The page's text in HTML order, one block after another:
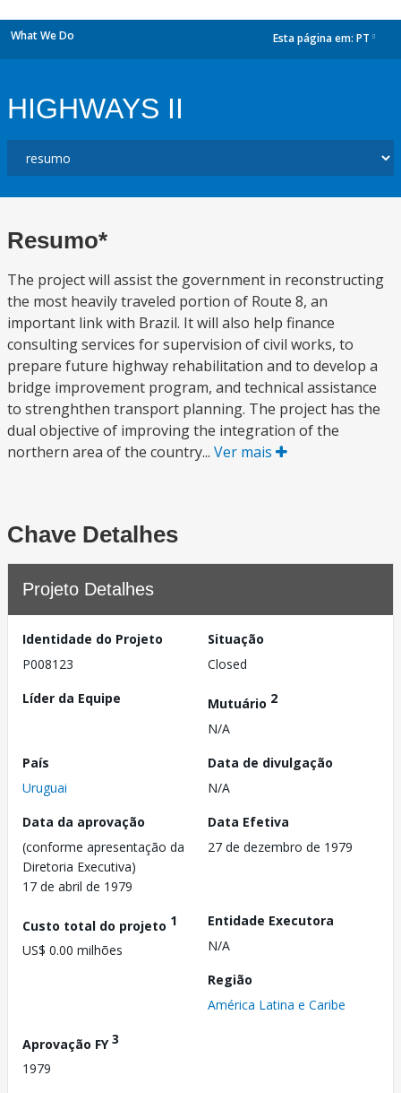
What We Do Esta página em: PT
HIGHWAYS II
Resumo*
The project will assist the government in reconstructing
the most heavily traveled portion of Route 8, an
important link with Brazil. It will also help finance
consulting services for supervision of civil works, to
prepare future highway rehabilitation and to develop a
bridge improvement program, and technical assistance
to strenghthen transport planning. The project has the
dual objective of improving the integration of the
northern area of the country... Ver mais
Chave Detalhes
Projeto Detalhes
Identidade do Projeto
P008123
Situação
Closed
Líder da Equipe
Mutuário 2
N/A
País
Uruguai
Data de divulgação
N/A
Data da aprovação
(conforme apresentação da
Diretoria Executiva)
17 de abril de 1979
Data Efetiva
27 de dezembro de 1979
Custo total do projeto 1
US$ 0.00 milhões
Entidade Executora
N/A
Região
América Latina e Caribe
Aprovação FY3
1979